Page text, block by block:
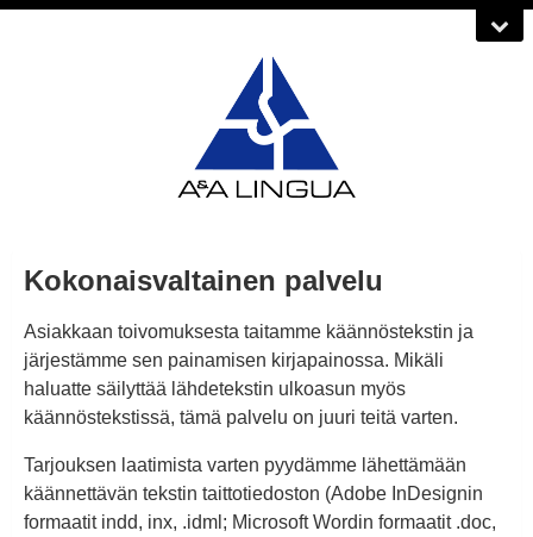
Kokonaisvaltainen palvelu
Asiakkaan toivomuksesta taitamme käännöstekstin ja
järjestämme sen painamisen kirjapainossa. Mikäli
haluatte säilyttää lähdetekstin ulkoasun myös
käännöstekstissä, tämä palvelu on juuri teitä varten.
Tarjouksen laatimista varten pyydämme lähettämään
käännettävän tekstin taittotiedoston (Adobe InDesignin
formaatit indd, inx, .idml; Microsoft Wordin formaatit .doc,